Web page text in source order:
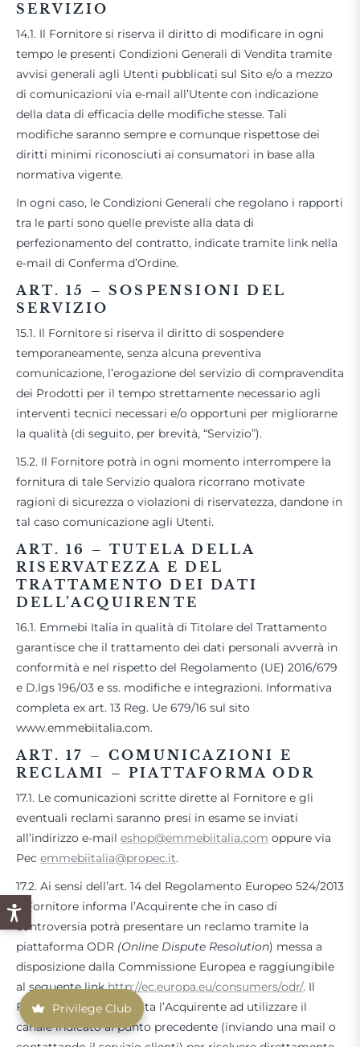
SERVIZIO
14.1. Il Fornitore si riserva il diritto di modificare in ogni
tempo le presenti Condizioni Generali di Vendita tramite
avvisi generali agli Utenti pubblicati sul Sito e/o a mezzo
di comunicazioni via e-mail all’Utente con indicazione
della data di efficacia delle modifiche stesse. Tali
modifiche saranno sempre e comunque rispettose dei
diritti minimi riconosciuti ai consumatori in base alla
normativa vigente.
In ogni caso, le Condizioni Generali che regolano i rapporti
tra le parti sono quelle previste alla data di
perfezionamento del contratto, indicate tramite link nella
e-mail di Conferma d’Ordine.
ART. 15 – SOSPENSIONI DEL
SERVIZIO
15.1. Il Fornitore si riserva il diritto di sospendere
temporaneamente, senza alcuna preventiva
comunicazione, l’erogazione del servizio di compravendita
dei Prodotti per il tempo strettamente necessario agli
interventi tecnici necessari e/o opportuni per migliorarne
la qualità (di seguito, per brevità, “Servizio”).
15.2. Il Fornitore potrà in ogni momento interrompere la
fornitura di tale Servizio qualora ricorrano motivate
ragioni di sicurezza o violazioni di riservatezza, dandone in
tal caso comunicazione agli Utenti.
ART. 16 – TUTELA DELLA
RISERVATEZZA E DEL
TRATTAMENTO DEI DATI
DELL’ACQUIRENTE
16.1. Emmebi Italia in qualità di Titolare del Trattamento
garantisce che il trattamento dei dati personali avverrà in
conformità e nel rispetto del Regolamento (UE) 2016/679
e D.lgs 196/03 e ss. modifiche e integrazioni. Informativa
completa ex art. 13 Reg. Ue 679/16 sul sito
www.emmebiitalia.com.
ART. 17 –
COMUNICAZIONI E
RECLAMI – PIATTAFORMA ODR
17.1. Le comunicazioni scritte dirette al Fornitore e gli
eventuali reclami saranno presi in esame se inviati
all’indirizzo e-mail eshop@emmebiitalia.com oppure via
Pec emmebiitalia@propec.it.
17.2. Ai sensi dell’art. 14 del Regolamento Europeo 524/2013
il Fornitore informa l’Acquirente che in caso di
controversia potrà presentare un reclamo tramite la
piattaforma ODR (Online Dispute Resolution) messa a
disposizione dalla Commissione Europea e raggiungibile
al seguente linkhttp://ec.europa.eu/consumers/odr/. Il
Fornitore, tuttavia, invita l’Acquirente ad utilizzare il
canale indicato al punto precedente (inviando una mail o
Privilege Club